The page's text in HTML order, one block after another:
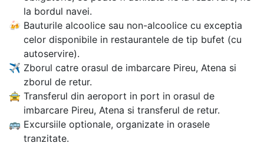
la bordul navei.
🍻 Bauturile alcoolice sau non-alcoolice cu exceptia
celor disponibile in restaurantele de tip bufet (cu
autoservire).
✈ Zborul catre orasul de imbarcare Pireu, Atena si
zborul de retur.
🚖 Transferul din aeroport in port in orasul de
imbarcare Pireu, Atena si transferul de retur.
🚌 Excursiile optionale, organizate in orasele
tranzitate.